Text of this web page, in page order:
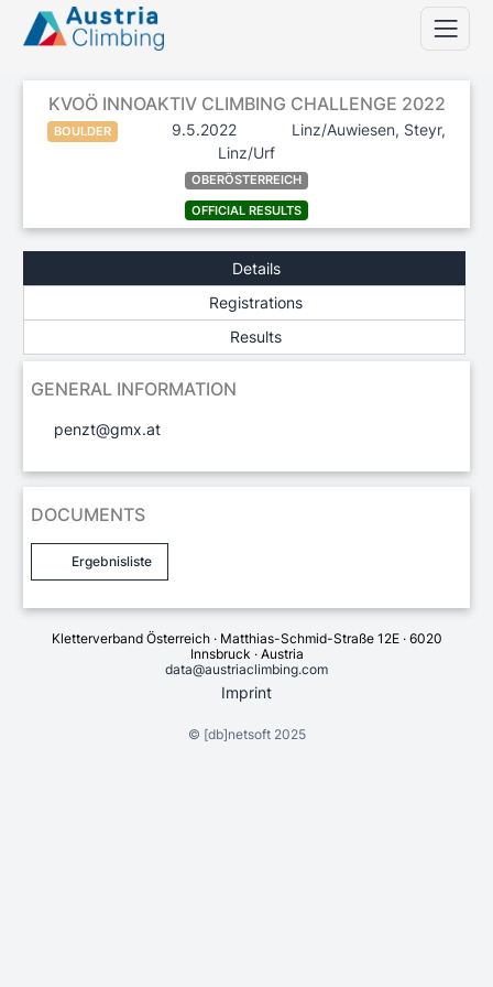
KVOÖ INNOAKTIV CLIMBING CHALLENGE 2022
BOULDER 9.5.2022
Linz/Auwiesen, Steyr,
Linz/Urf
OBERÖSTERREICH
OFFICIAL RESULTS
Details
Registrations
Results
GENERAL INFORMATION
penzt@gmx.at
DOCUMENTS
Ergebnisliste
Kletterverband Österreich · Matthias-Schmid-Straße 12E · 6020
Innsbruck · Austria
data@austriaclimbing.com
Imprint
© [db]netsoft2025